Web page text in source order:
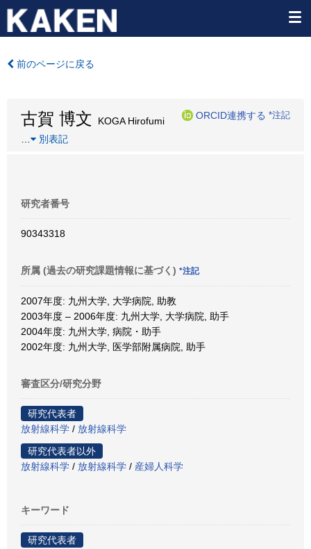
前のページに戻る
古賀 博文 KOGA Hirofumi
ORCID連携する *注記
別表記
研究者番号
90343318
所属 (過去の研究課題情報に基づく) *注記
2007年度: 九州大学, 大学病院, 助教
2003年度 – 2006年度: 九州大学, 大学病院, 助手
2004年度: 九州大学, 病院・助手
2002年度: 九州大学, 医学部附属病院, 助手
審査区分/研究分野
研究代表者
放射線科学 / 放射線科学
研究代表者以外
放射線科学 / 放射線科学 / 産婦人科学
キーワード
研究代表者